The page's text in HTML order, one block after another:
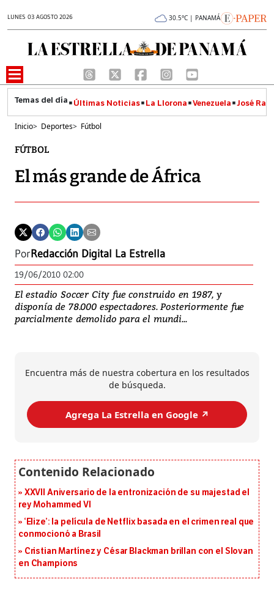
LUNES 03 AGOSTO 2026 30.5°C | PANAMÁ
Últimas Noticias La Llorona Venezuela José
Inicio> Deportes> Fútbol
FÚTBOL
El más grande de África
PorRedacción Digital La Estrella
19/06/2010 02:00
El estadio Soccer City fue construido en 1987, y
disponía de 78.000 espectadores. Posteriormente fue
parcialmente demolido para el mundi...
Encuentra más de nuestra cobertura en los resultados
de búsqueda.
Agrega La Estrella en Google ↗️
XXVII Aniversario de la entronización de su majestad el
rey Mohammed VI
‘Elize’: la película de Netflix basada en el crimen real que
conmocionó a Brasil
Cristian Martínez y César Blackman brillan con el Slovan
en Champions